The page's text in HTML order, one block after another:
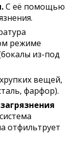
С её помощью
режиме
из-под
вещей,
фарфор).
отфильтрует